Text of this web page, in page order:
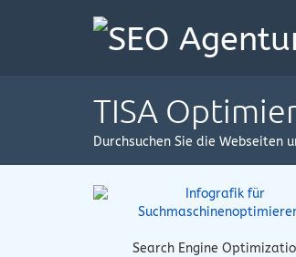
TISA
Durchsuchen Sie die Webseiten
Search Engine